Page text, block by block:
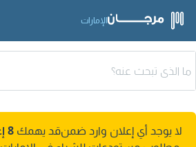
الإمارات
لا يوجد أي إعلان وارد ضمنقد يهمك 8 إعلانات